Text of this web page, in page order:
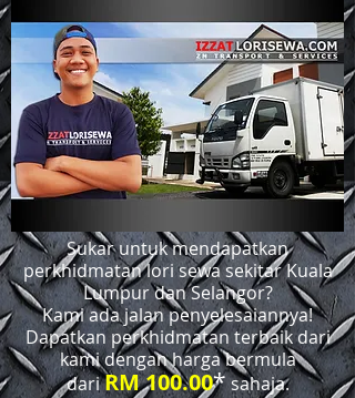
Sukar untuk mendapatkan
perkhidmatan lori sewa sekitar Kuala
Lumpur dan Selangor?
Kami ada jalan penyelesaiannya!
Dapatkan perkhidmatan terbaik dari
kami dengan harga bermula
dariRM 100.00*sahaja.